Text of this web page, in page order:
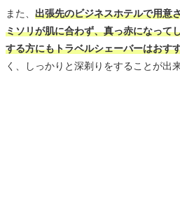
また、 出張先のビジネスホテルで用意
ミソリが肌に合わず、真っ赤になって
する方にもトラベルシェーバーはおす
く、しっかりと深剃りをすることが出